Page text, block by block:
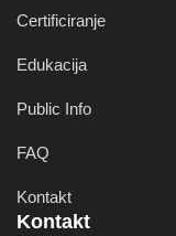
Certificiranje
Edukacija
Public Info
FAQ
Kontakt
Kontakt